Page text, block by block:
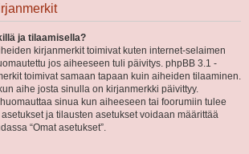
ja tilaamisella?
kirjanmerkit toimivat kuten internet-selaimen
jos aiheeseen tuli päivitys. phpBB 3.1 -
toimivat samaan tapaan kuin aiheiden tilaaminen.
aihe josta sinulla on kirjanmerkki päivittyy.
sinua kun aiheeseen tai foorumiin tulee
ja tilausten asetukset voidaan määrittää
“Omat asetukset”.